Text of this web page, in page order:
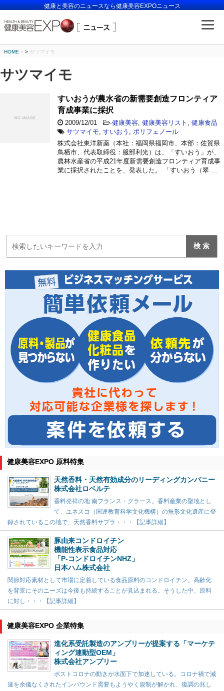
健康と美容のニュースなら健康美容EXPOニュース
HOME > サツマイモ
サツマイモ
すいおうが農水省の新需要創造フロンティア
育成事業に採択
2009/12/01 -健康美容 健康美容リスト
健康食品
サツマイモ すいおう
ポリフェノール
株式会社東洋新薬（本社：福岡県福岡市、本部：佐賀県
鳥栖市、代表取締役：服部利光）は、「すいおう」が、
農林水産省の平成21年度新需要創造フロンティア育成事
業に採択されたことを、発表した。 「すいおう（翠 …
健康美容EXPO 原料特集
天然香料・天然有効成分のリーディングカンパニー
株式会社ロベルテ
香料発祥の地 南フランス・グラース。香料産業の聖地とし
て、ユネスコ（国連教育科学文化機構）の無形文化遺産に登
録されているこの地で、天然香料サプラ・・・【記事詳細】
豚由来コンドロイチン
機能性表示食品対応
「P-コンドロイチンNHZ」
日本ハム株式会社
関節対応素材として市場に定着している食品原料のコンドロイチン。高齢化
を背景にそのニーズは今後も持続することが見込まれる。そうした中、原料
に対し・・・【記事詳細】
健康美容EXPO 企業特集
進化系受託製造のアンプリーが提案する「マーケテ
ィング連動型OEM」
株式会社アンプリー
ポストコロナの動きが水面下で加速している。コロナ禍で減
速を余儀なくされたインバウンド需要もようやく規制が解かれ、復調の兆し